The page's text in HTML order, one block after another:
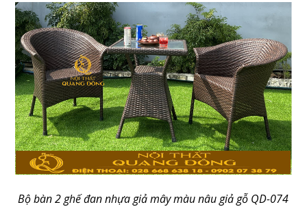
Bộ bàn 2 ghế đan nhựa giả mây màu nâu giả gỗ QD-074